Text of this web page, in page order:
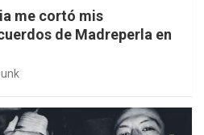
me cortó mis
de Madreperla en